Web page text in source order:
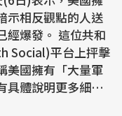
示相反觀點的人送
這位共和
Social)平台上抨擊
美國擁有「大量軍
具體說明更多細